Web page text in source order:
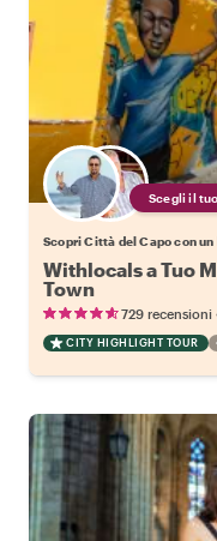
Scegli il
Scopri Città del Capo con
Withlocals a Tuo
Town
729 recensioni
CITY HIGHLIGHT TOUR